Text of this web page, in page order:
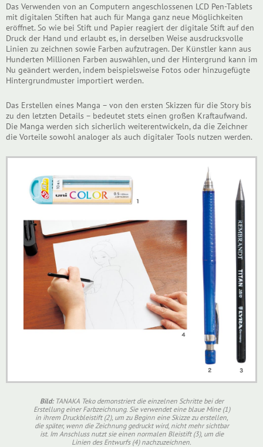
Das Verwenden von an Computern angeschlossenen LCD Pen-Tablets
mit digitalen Stiften hat auch für Manga ganz neue Möglichkeiten
eröffnet. So wie bei Stift und Papier reagiert der digitale Stift auf den
Druck der Hand und erlaubt es, in derselben Weise ausdrucksvolle
Linien zu zeichnen sowie Farben aufzutragen. Der Künstler kann aus
Hunderten Millionen Farben auswählen, und der Hintergrund kann im
Nu geändert werden, indem beispielsweise Fotos oder hinzugefügte
Hintergrundmuster importiert werden.
Das Erstellen eines Manga – von den ersten Skizzen für die Story bis
zu den letzten Details – bedeutet stets einen großen Kraftaufwand.
Die Manga werden sich sicherlich weiterentwickeln, da die Zeichner
die Vorteile sowohl analoger als auch digitaler Tools nutzen werden.
Bild:TANAKA Teko demonstriert die einzelnen Schritte bei der
Erstellung einer Farbzeichnung. Sie verwendet eine blaue Mine (1)
in ihrem Druckbleistift (2), um zu Beginn eine Skizze zu erstellen,
die später, wenn die Zeichnung gedruckt wird, nicht mehr sichtbar
ist. Im Anschluss nutzt sie einen normalen Bleistift (3), um die
Linien des Entwurfs (4) nachzuzeichnen.